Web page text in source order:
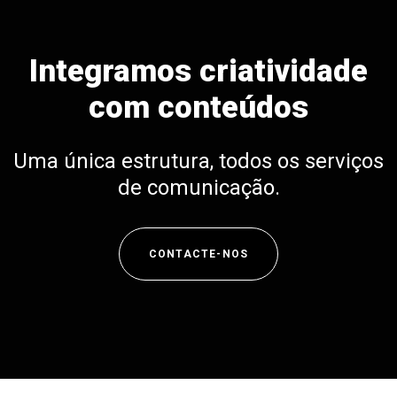
Integramos criatividade
com conteúdos
Uma única estrutura, todos os serviços
de comunicação.
CONTACTE-NOS